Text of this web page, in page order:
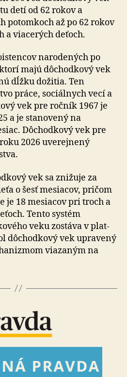
detí od 62 ro­kov a
potomkoch až po 62 ro­kov
a viacerých deťoch.
narodených po
majú dôchodkový vek
dĺžku dožitia. Ten
práce, so­ciál­nych vecí a
vek pre ročník 1967 je
a je stanovený na
Dôchodkový vek pre
2026 uverejnený
vek sa znižuje za
o šesť mesiacov, pričom
je 18 mesiacov pri troch a
Tento systém
veku zostáva v plat­
dôchodkový vek upravený
viazaným na